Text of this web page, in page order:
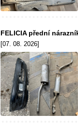
FELICIA přední
[07. 08. 2026]